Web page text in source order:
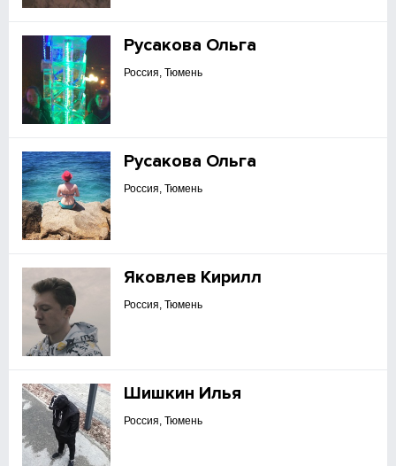
Русакова Ольга
Россия, Тюмень
Русакова Ольга
Россия, Тюмень
Яковлев Кирилл
Россия, Тюмень
Шишкин Илья
Россия, Тюмень